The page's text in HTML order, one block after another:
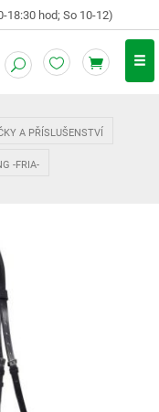
18:30 hod; So 10-12)
A PŘÍSLUŠENSTVÍ
-FRIA-